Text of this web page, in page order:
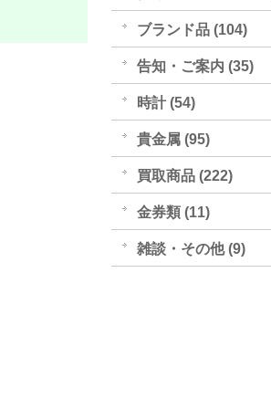
ブランド品 (104)
告知・ご案内 (35)
時計 (54)
貴金属 (95)
買取商品 (222)
金券類 (11)
雑談・その他 (9)